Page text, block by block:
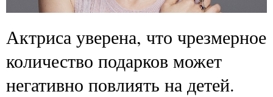
Актриса уверена, что чрезмерное
количество подарков может
негативно повлиять на детей.